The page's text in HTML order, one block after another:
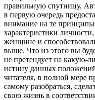
правильную спутницу.
в первую очередь
внимание на те
характеристики
женщине и
выше. Что из этого вы
не претендует на какую-
истину данных
читателя, в полной мере
самому разобраться,
свою жизнь в